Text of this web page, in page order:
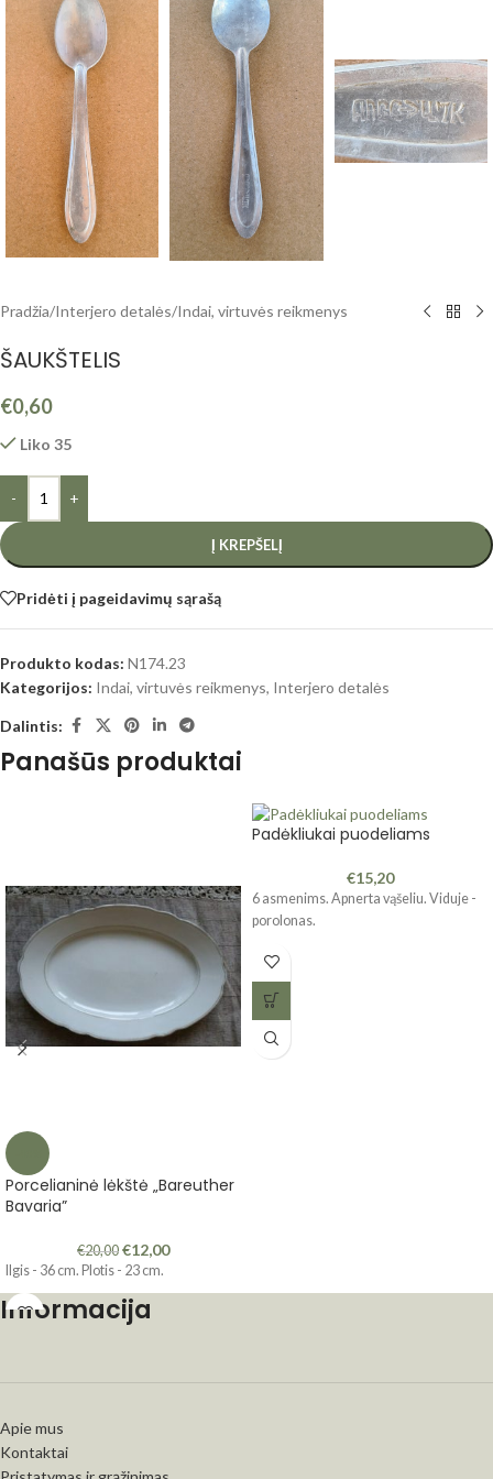
Pradžia/Interjero detalės/Indai, virtuvės reikmenys
ŠAUKŠTELIS
€0,60
Liko 35
- +
Į KREPŠELĮ
Pridėti į pageidavimų sąrašą
Produkto kodas: N174.23
Kategorijos: Indai, virtuvės reikmenys, Interjero detalės
Dalintis:
Panašūs produktai
Porcelianinė lėkštė „Bareuther
Bavaria”
€20,00 €12,00
Ilgis - 36 cm. Plotis - 23 cm.
Padėkliukai puodeliams
€15,20
6 asmenims. Apnerta vąšeliu. Viduje -
porolonas.
Informacija
Apie mus
Kontaktai